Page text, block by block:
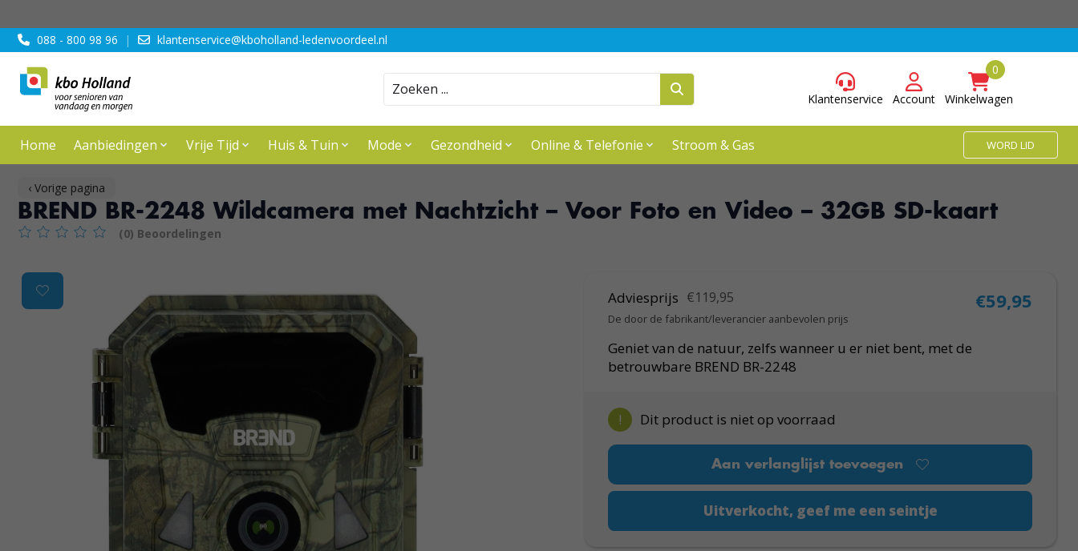
088 - 800 98 96 | klantenservice@kboholland-ledenvoordeel.nl
Zoeken
Klantenservice Account Winkelwagen
Home Aanbiedingen Vrije Tijd Huis & Tuin Mode Gezondheid Online & Telefonie Stroom & Gas WORD LID
‹ Vorige pagina
BREND BR-2248 Wildcamera met Nachtzicht – Voor Foto en Video – 32GB SD-kaart
De beoordeling van dit product is0van de 5
(0) Beoordelingen
Product image slideshow Items
Adviesprijs €119,95
De door de fabrikant/leverancier aanbevolen prijs
€59,95
Geniet van de natuur, zelfs wanneer u er niet bent, met de
betrouwbare BREND BR-2248
! Dit product is niet op voorraad
Aan verlanglijst toevoegen
Uitverkocht, geef me een seintje